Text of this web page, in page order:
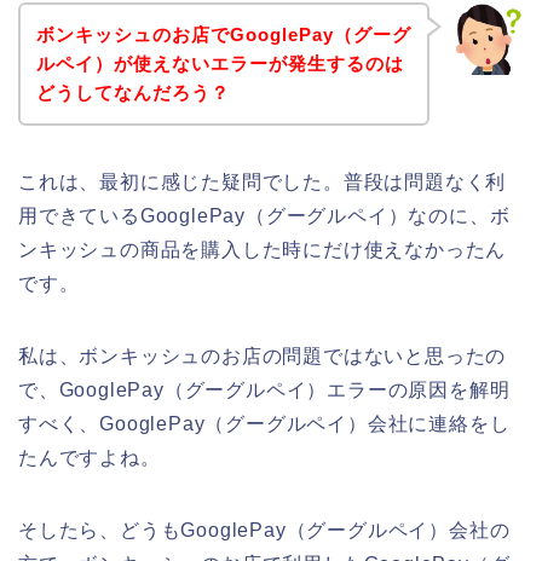
ボンキッシュのお店でGooglePay（グーグ
ルペイ）が使えないエラーが発生するのは
どうしてなんだろう？
これは、最初に感じた疑問でした。普段は問題なく利
用できているGooglePay（グーグルペイ）なのに、ボ
ンキッシュの商品を購入した時にだけ使えなかったん
です。
私は、ボンキッシュのお店の問題ではないと思ったの
で、GooglePay（グーグルペイ）エラーの原因を解明
すべく、GooglePay（グーグルペイ）会社に連絡をし
たんですよね。
そしたら、どうもGooglePay（グーグルペイ）会社の